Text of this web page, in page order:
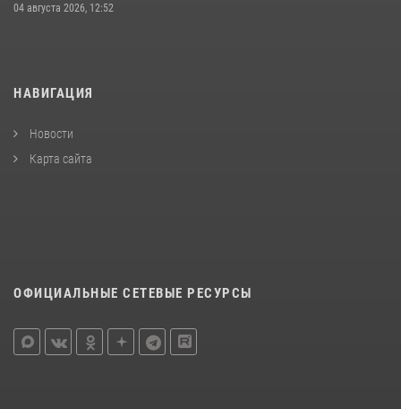
04 августа 2026, 12:52
НАВИГАЦИЯ
Новости
Карта сайта
ОФИЦИАЛЬНЫЕ СЕТЕВЫЕ РЕСУРСЫ